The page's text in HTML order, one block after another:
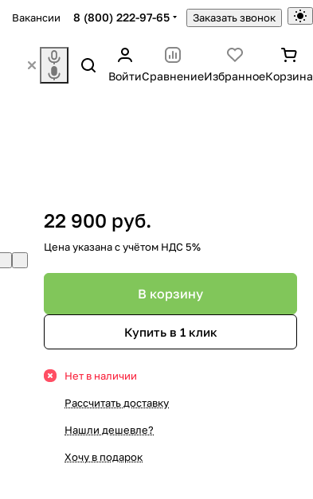
Вакансии 8 (800) 222-97-65 Заказать звонок
ВойтиСравнениеИзбранноеКорзина
22 900 руб.
Цена указана с учётом НДС 5%
В корзину
Купить в 1 клик
Нет в наличии
Рассчитать доставку
Нашли дешевле?
Хочу в подарок